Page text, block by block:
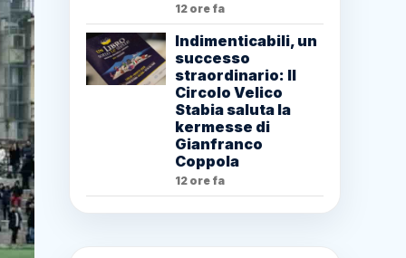
12 ore fa
Indimenticabili, un
successo
straordinario: Il
Circolo Velico
Stabia saluta la
kermesse di
Gianfranco
Coppola
12 ore fa